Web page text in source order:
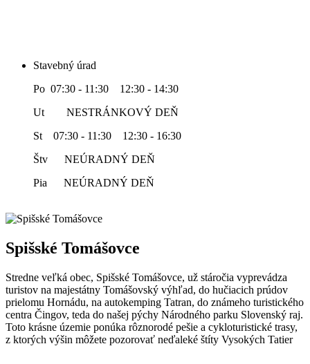
Stavebný úrad
Po 07:30 - 11:30 12:30 - 14:30
Ut NESTRÁNKOVÝ DEŇ
St 07:30 - 11:30 12:30 - 16:30
Štv NEÚRADNÝ DEŇ
Pia NEÚRADNÝ DEŇ
Spišské Tomášovce
Stredne veľká obec, Spišské Tomášovce, už stáročia vyprevádza
turistov na majestátny Tomášovský výhľad, do hučiacich prúdov
prielomu Hornádu, na autokemping Tatran, do známeho turistického
centra Čingov, teda do našej pýchy Národného parku Slovenský raj.
Toto krásne územie ponúka rôznorodé pešie a cykloturistické trasy,
z ktorých výšin môžete pozorovať neďaleké štíty Vysokých Tatier